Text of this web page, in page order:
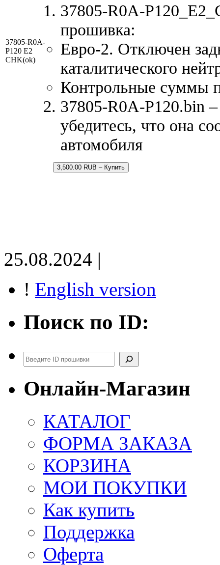
37805-R0A-
P120 E2
CHK(ok)
37805-R0A-
прошивка:
Евро-2. Отключен
каталитического
Контрольные суммы
37805-R0A-P120.bin –
убедитесь, что она
автомобиля
3,500.00 RUB – Купить
25.08.2024 |
! English version
Поиск по ID:
Поиск
Онлайн-Магазин
КАТАЛОГ
ФОРМА ЗАКАЗА
КОРЗИНА
МОИ ПОКУПКИ
Как купить
Поддержка
Оферта